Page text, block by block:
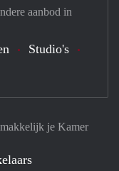
je Kamer
aanbod in
Studio's